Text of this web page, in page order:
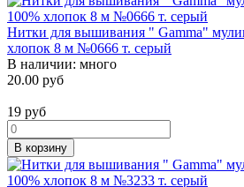
Нитки для вышивания " Gamma"
хлопок 8 м №0666 т. серый
В наличии: много
20.00 руб
19 руб
В корзину